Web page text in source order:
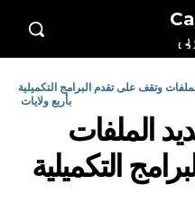
وتقف على تقدم البرامج التكميلية
بأربع ولايات
الملفات
التكميلية